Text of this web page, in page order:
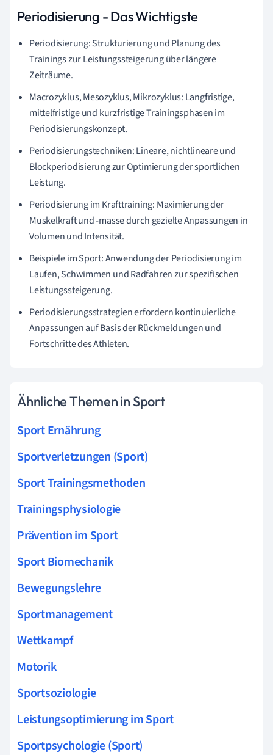
Periodisierung - Das Wichtigste
Periodisierung: Strukturierung und Planung des
Trainings zur Leistungssteigerung über längere
Zeiträume.
Macrozyklus, Mesozyklus, Mikrozyklus: Langfristige,
mittelfristige und kurzfristige Trainingsphasen im
Periodisierungskonzept.
Periodisierungstechniken: Lineare, nichtlineare und
Blockperiodisierung zur Optimierung der sportlichen
Leistung.
Periodisierung im Krafttraining: Maximierung der
Muskelkraft und -masse durch gezielte Anpassungen in
Volumen und Intensität.
Beispiele im Sport: Anwendung der Periodisierung im
Laufen, Schwimmen und Radfahren zur spezifischen
Leistungssteigerung.
Periodisierungsstrategien erfordern kontinuierliche
Anpassungen auf Basis der Rückmeldungen und
Fortschritte des Athleten.
Ähnliche Themen in Sport
Sport Ernährung
Sportverletzungen (Sport)
Sport Trainingsmethoden
Trainingsphysiologie
Prävention im Sport
Sport Biomechanik
Bewegungslehre
Sportmanagement
Wettkampf
Motorik
Sportsoziologie
Leistungsoptimierung im Sport
Sportpsychologie (Sport)